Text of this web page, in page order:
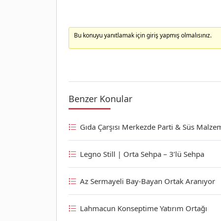
Bu konuyu yanıtlamak için giriş yapmış olmalısınız.
Benzer Konular
Gıda Çarşısı Merkezde Parti & Süs
Legno Still | Orta Sehpa – 3’lü Sehpa
Az Sermayeli Bay-Bayan Ortak Aranıyor
Lahmacun Konseptime Yatırım Ortağı